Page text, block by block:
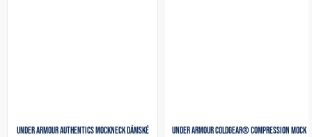
Under Armour Authentics Mockneck dámské
Under Armour ColdGear® Compression Mock